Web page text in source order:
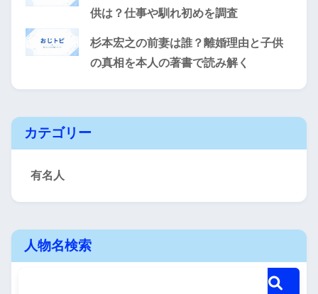
供は？仕事や馴れ初めを調査
杉本宏之の前妻は誰？離婚理由と子供
の真相を本人の著書で読み解く
カテゴリー
有名人
人物名検索